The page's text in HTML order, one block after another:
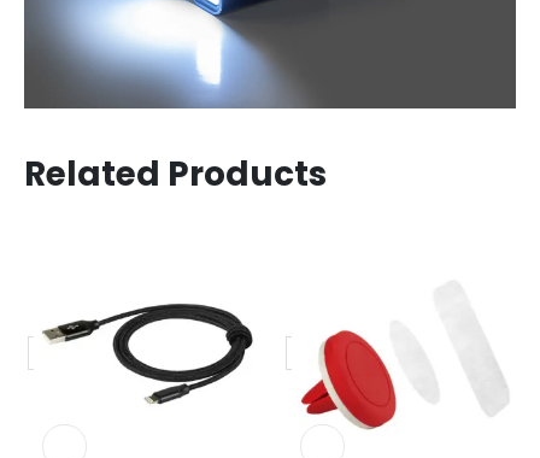
Related Products